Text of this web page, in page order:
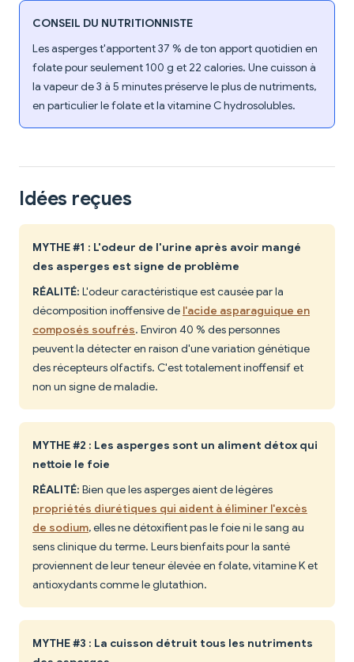
CONSEIL DU NUTRITIONNISTE
Les asperges t'apportent 37 % de ton apport quotidien en
folate pour seulement 100 g et 22 calories. Une cuisson à
la vapeur de 3 à 5 minutes préserve le plus de nutriments,
en particulier le folate et la vitamine C hydrosolubles.
Idées reçues
MYTHE #1 : L'odeur de l'urine après avoir mangé
des asperges est signe de problème
RÉALITÉ: L'odeur caractéristique est causée par la
décomposition inoffensive de l'acide asparaguique en
composés soufrés. Environ 40 % des personnes
peuvent la détecter en raison d'une variation génétique
des récepteurs olfactifs. C'est totalement inoffensif et
non un signe de maladie.
MYTHE #2 : Les asperges sont un aliment détox qui
nettoie le foie
RÉALITÉ: Bien que les asperges aient de légères
propriétés diurétiques qui aident à éliminer l'excès
de sodium, elles ne détoxifient pas le foie ni le sang au
sens clinique du terme. Leurs bienfaits pour la santé
proviennent de leur teneur élevée en folate, vitamine K et
antioxydants comme le glutathion.
MYTHE #3 : La cuisson détruit tous les nutriments